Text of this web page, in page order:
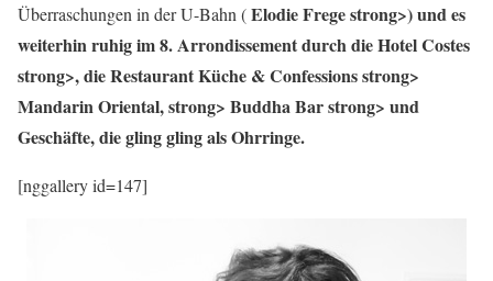
Überraschungen in der U-Bahn (Elodie Frege strong>) und es
weiterhin ruhig im 8. Arrondissement durch dieHotel Costes
strong>, die RestaurantKüche & Confessions strong>
Mandarin Oriental, strong> Buddha Bar strong> und
Geschäfte, die gling gling als Ohrringe.
[nggallery id=147]